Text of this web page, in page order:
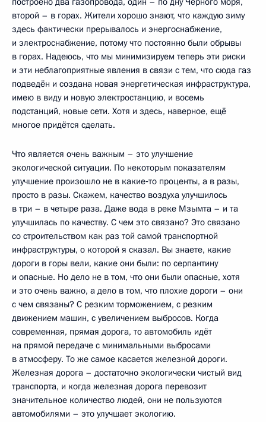
второй – в горах. Жители хорошо знают, что каждую зиму
здесь фактически прерывалось и энергоснабжение,
и электроснабжение, потому что постоянно были обрывы
в горах. Надеюсь, что мы минимизируем теперь эти риски
и эти неблагоприятные явления в связи с тем, что сюда газ
подведён и создана новая энергетическая инфраструктура,
имею в виду и новую электростанцию, и восемь
подстанций, новые сети. Хотя и здесь, наверное, ещё
многое придётся сделать.
Что является очень важным – это улучшение
экологической ситуации. По некоторым показателям
улучшение произошло не в какие‑то проценты, а в разы,
просто в разы. Скажем, качество воздуха улучшилось
в три – в четыре раза. Даже вода в реке Мзымта – и та
улучшилась по качеству. С чем это связано? Это связано
со строительством как раз той самой транспортной
инфраструктуры, о которой я сказал. Вы знаете, какие
дороги в горы вели, какие они были: по серпантину
и опасные. Но дело не в том, что они были опасные, хотя
и это очень важно, а дело в том, что плохие дороги – они
с чем связаны? С резким торможением, с резким
движением машин, с увеличением выбросов. Когда
современная, прямая дорога, то автомобиль идёт
на прямой передаче с минимальными выбросами
в атмосферу. То же самое касается железной дороги.
Железная дорога – достаточно экологически чистый вид
транспорта, и когда железная дорога перевозит
значительное количество людей, они не пользуются
автомобилями – это улучшает экологию.